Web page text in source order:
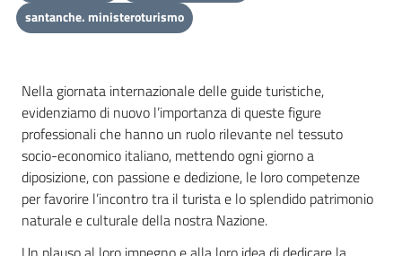
santanche. ministeroturismo
Nella giornata internazionale delle guide turistiche,
evidenziamo di nuovo l’importanza di queste figure
professionali che hanno un ruolo rilevante nel tessuto
socio-economico italiano, mettendo ogni giorno a
diposizione, con passione e dedizione, le loro competenze
per favorire l’incontro tra il turista e lo splendido patrimonio
naturale e culturale della nostra Nazione.